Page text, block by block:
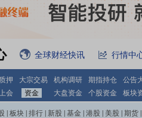
全球财经快讯 行情中
押 大宗交易 机构调研 期指持仓
公告
会 资金 大盘资金 个股资金 板块
板块 排行 新股 基金 港股 美股 期货